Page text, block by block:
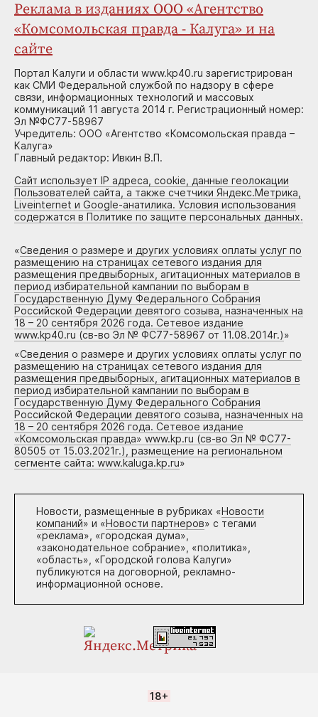
Реклама в изданиях ООО «Агентство
«Комсомольская правда - Калуга» и на
сайте
Портал Калуги и области www.kp40.ru зарегистрирован
как СМИ Федеральной службой по надзору в сфере
связи, информационных технологий и массовых
коммуникаций 11 августа 2014 г. Регистрационный номер:
Эл №ФС77-58967
Учредитель: ООО «Агентство «Комсомольская правда –
Калуга»
Главный редактор: Ивкин В.П.
Сайт использует IP адреса, cookie, данные геолокации
Пользователей сайта, а также счетчики Яндекс.Метрика,
Liveinternet и Google-анатилика. Условия использования
содержатся в Политике по защите персональных данных.
«Сведения о размере и других условиях оплаты услуг по
размещению на страницах сетевого издания для
размещения предвыборных, агитационных материалов в
период избирательной кампании по выборам в
Государственную Думу Федерального Собрания
Российской Федерации девятого созыва, назначенных на
18 – 20 сентября 2026 года. Сетевое издание
www.kp40.ru (св-во Эл № ФС77-58967 от 11.08.2014г.)»
«Сведения о размере и других условиях оплаты услуг по
размещению на страницах сетевого издания для
размещения предвыборных, агитационных материалов в
период избирательной кампании по выборам в
Государственную Думу Федерального Собрания
Российской Федерации девятого созыва, назначенных на
18 – 20 сентября 2026 года. Сетевое издание
«Комсомольская правда» www.kp.ru (св-во Эл № ФС77-
80505 от 15.03.2021г.), размещение на региональном
сегменте сайта: www.kaluga.kp.ru»
Новости, размещенные в рубриках «Новости
компаний» и «Новости партнеров» с тегами
«реклама», «городская дума»,
«законодательное собрание», «политика»,
«область», «Городской голова Калуги»
публикуются на договорной, рекламно-
информационной основе.
18+